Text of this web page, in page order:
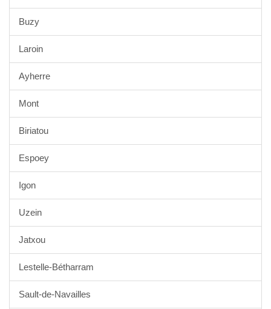
Buzy
Laroin
Ayherre
Mont
Biriatou
Espoey
Igon
Uzein
Jatxou
Lestelle-Bétharram
Sault-de-Navailles